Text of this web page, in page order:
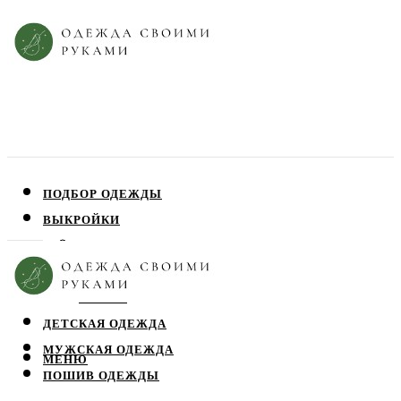
ПОДБОР ОДЕЖДЫ
ВЫКРОЙКИ
ЮБКИ
ДЕТСКАЯ ОДЕЖДА
МУЖСКАЯ ОДЕЖДА
ПОШИВ ОДЕЖДЫ
МЕНЮ